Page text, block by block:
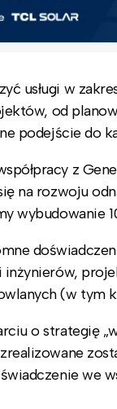
usługi w
od
podejście do
z
na rozwoju
wybudowanie
(w
o strategię
we